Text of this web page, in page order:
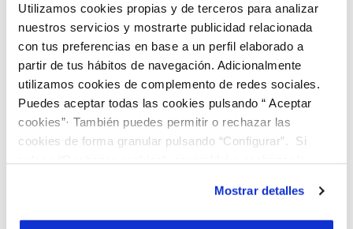
Utilizamos cookies propias y de terceros para analizar
nuestros servicios y mostrarte publicidad relacionada
con tus preferencias en base a un perfil elaborado a
partir de tus hábitos de navegación. Adicionalmente
utilizamos cookies de complemento de redes sociales.
Puedes aceptar todas las cookies pulsando “ Aceptar
cookies”· También puedes permitir o rechazar las
cookies de forma granular pulsando “Configurar”. Si
son indispensables para que el sitio web funcione y que
por tanto no se pueden desactivar. Puedes consultar
Mostrar detalles